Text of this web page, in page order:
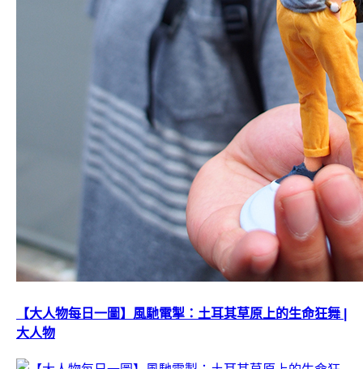
【大人物每日一圖】風馳電掣：土耳其草原上的生命狂舞 |
大人物